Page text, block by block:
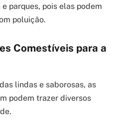
parques, pois elas podem
poluição.
Comestíveis para a
lindas e saborosas, as
podem trazer diversos